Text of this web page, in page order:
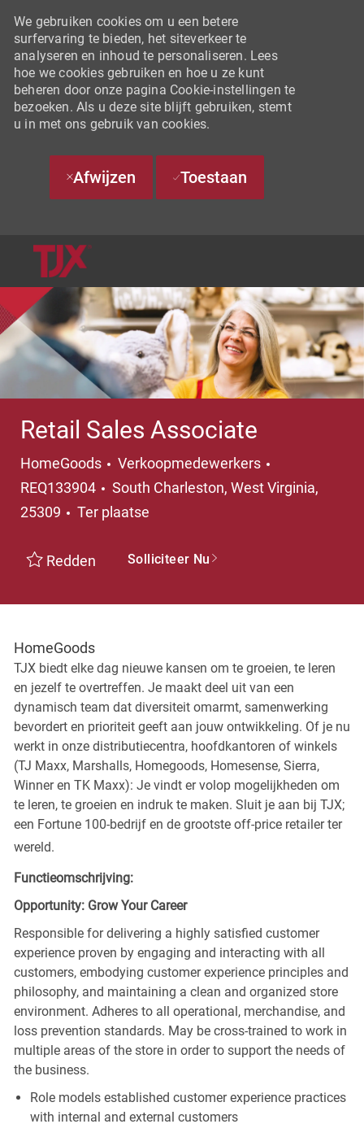
We gebruiken cookies om u een betere
surfervaring te bieden, het siteverkeer te
analyseren en inhoud te personaliseren. Lees
hoe we cookies gebruiken en hoe u ze kunt
beheren door onze pagina Cookie-instellingen te
bezoeken. Als u deze site blijft gebruiken, stemt
u in met ons gebruik van cookies.
Afwijzen Toestaan
Retail Sales Associate
HomeGoods Categorie
Verkoopmedewerkers
REQ133904
Plaats
South Charleston, West Virginia,
25309
Ter plaatse
Redden Solliciteer Nu
HomeGoods
TJX biedt elke dag nieuwe kansen om te groeien, te leren
en jezelf te overtreffen. Je maakt deel uit van een
dynamisch team dat diversiteit omarmt, samenwerking
bevordert en prioriteit geeft aan jouw ontwikkeling. Of je nu
werkt in onze distributiecentra, hoofdkantoren of winkels
(TJ Maxx, Marshalls, Homegoods, Homesense, Sierra,
Winner en TK Maxx): Je vindt er volop mogelijkheden om
te leren, te groeien en indruk te maken. Sluit je aan bij TJX;
een Fortune 100-bedrijf en de grootste off-price retailer ter
wereld.
Functieomschrijving:
Opportunity: Grow Your Career
Responsible for delivering a highly satisfied customer
experience proven by engaging and interacting with all
customers, embodying customer experience principles and
philosophy, and maintaining a clean and organized store
environment. Adheres to all operational, merchandise, and
loss prevention standards. May be cross-trained to work in
multiple areas of the store in order to support the needs of
the business.
Role models established customer experience practices
with internal and external customers